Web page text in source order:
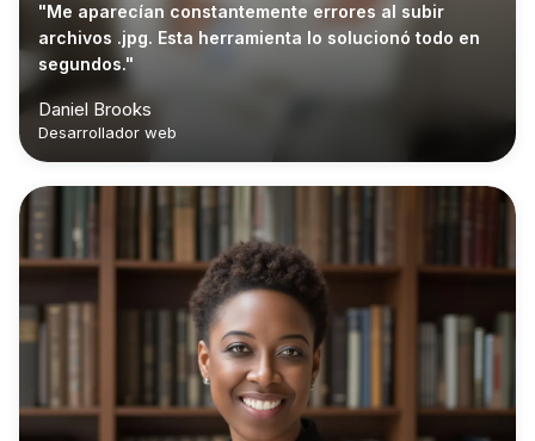
"Me aparecían constantemente errores al subir
archivos .jpg. Esta herramienta lo solucionó todo en
segundos."
Daniel Brooks
Desarrollador web